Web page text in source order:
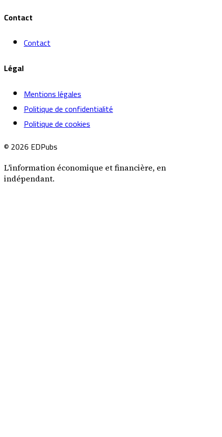
Contact
Contact
Légal
Mentions légales
Politique de confidentialité
Politique de cookies
© 2026 EDPubs
L'information économique et financière, en
indépendant.